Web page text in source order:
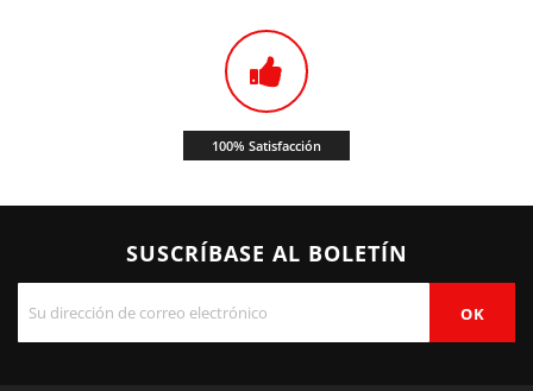
100% Satisfacción
SUSCRÍBASE AL BOLETÍN